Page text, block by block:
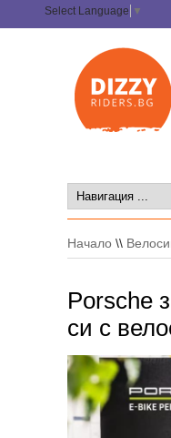
Select Language ▼
Начало \\
Porsche
си с